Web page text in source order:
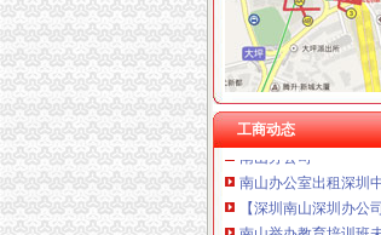
工商动态
海棠晓月周边驾校推
重庆市南岸区海棠溪
海棠溪MW项链_梦幻
海棠晓月周边驾校推
海棠溪立交公交查询_
南山办公司
南山办公室出租深圳
【深圳南山深圳办公
南山举办教育培训班